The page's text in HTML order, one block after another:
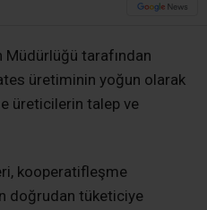
Müdürlüğü tarafından
üretiminin yoğun olarak
üreticilerin talep ve
kooperatifleşme